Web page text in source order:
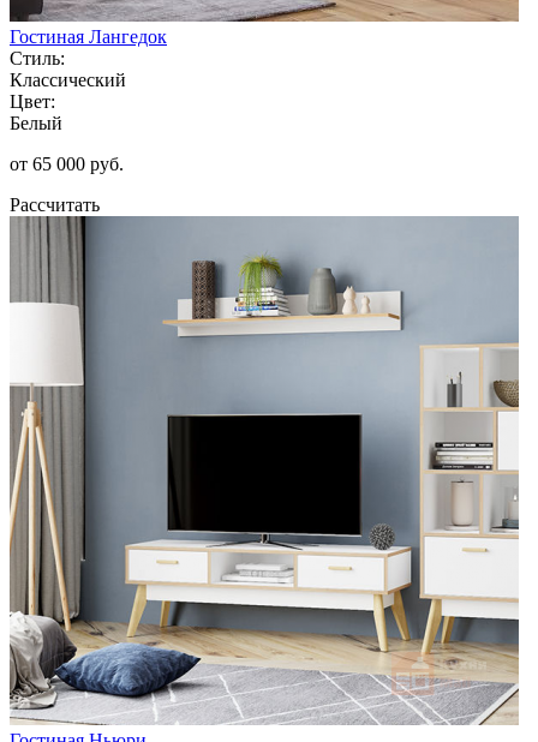
Гостиная Лангедок
Стиль:
Классический
Цвет:
Белый
от 65 000 руб.
Рассчитать